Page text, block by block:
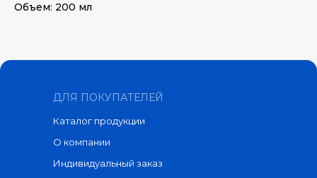
Объем: 200 мл
ДЛЯ ПОКУПАТЕЛЕЙ
Каталог продукции
О компании
Индивидуальный заказ